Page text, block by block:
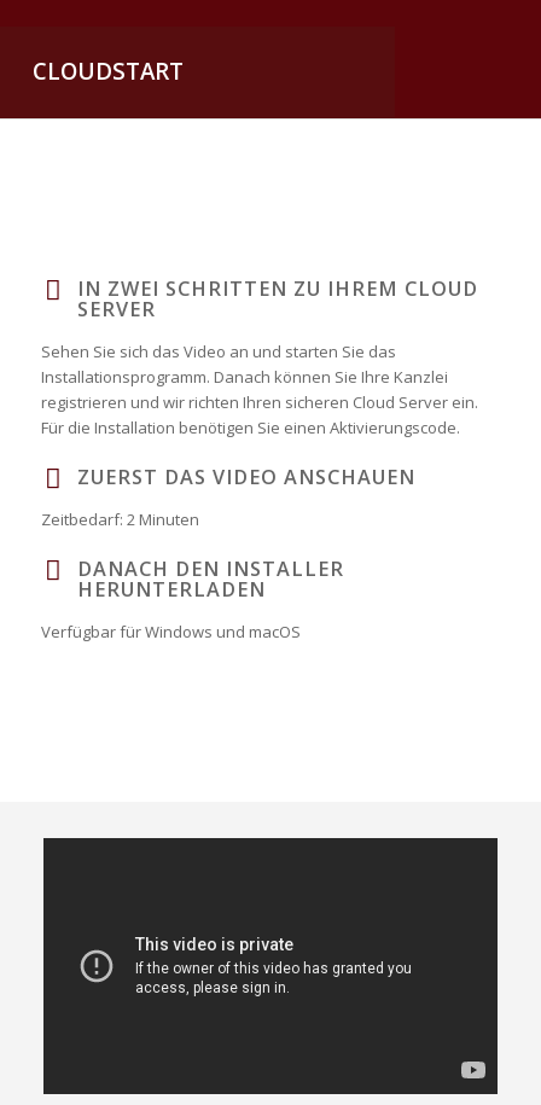
CLOUDSTART
IN ZWEI SCHRITTEN ZU IHREM CLOUD
SERVER
Sehen Sie sich das Video an und starten Sie das
Installationsprogramm. Danach können Sie Ihre Kanzlei
registrieren und wir richten Ihren sicheren Cloud Server ein.
Für die Installation benötigen Sie einen Aktivierungscode.
ZUERST DAS VIDEO ANSCHAUEN
Zeitbedarf: 2 Minuten
DANACH DEN INSTALLER
HERUNTERLADEN
Verfügbar für Windows und macOS